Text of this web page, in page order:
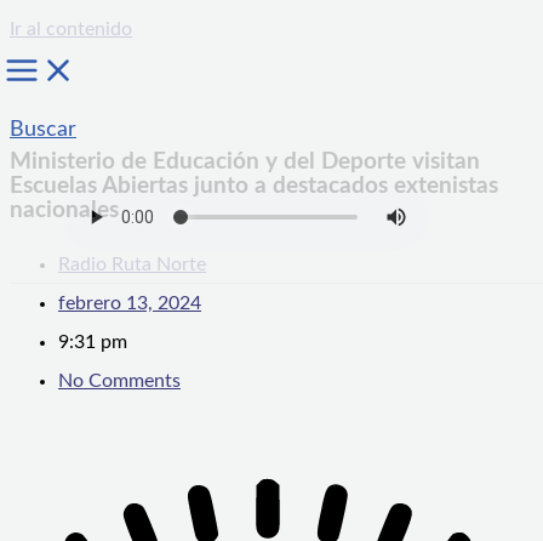
Ir al contenido
Buscar
Ministerio de Educación y del Deporte visitan
Escuelas Abiertas junto a destacados extenistas
nacionales
Radio Ruta Norte
febrero 13, 2024
9:31 pm
No Comments